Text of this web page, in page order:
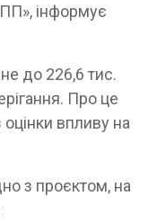
інформує
до 226,6 тис.
Про це
впливу на
з проєктом, на